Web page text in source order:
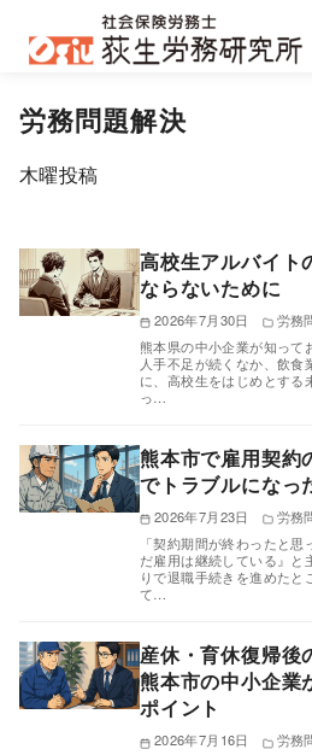
労務問題解決
木曜投稿
高校生アルバイト
ならないために
2026年7月30日
労務
熊本県の中小企業が知って
人手不足が続くなか、飲
に、高校生をはじめとする
っ…
熊本市で雇用契約
でトラブルになっ
2026年7月23日
労務
「契約期間が終わったと
だ雇用は継続している』と
りで退職手続きを進めたと
て…
産休・育休復帰後
熊本市の中小企業
ポイント
2026年7月16日
労務